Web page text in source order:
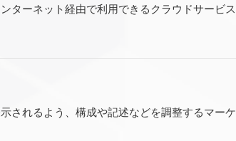
ターネット経由で利用できるクラウドサービス
されるよう、構成や記述などを調整するマーケ